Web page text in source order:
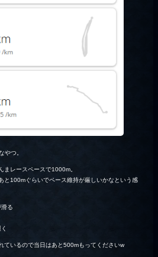
やつ。
まレースペースで1000m。
と100mぐらいでペース維持が厳しいかなという感
る
ているので当日はあと500mもってくださいw